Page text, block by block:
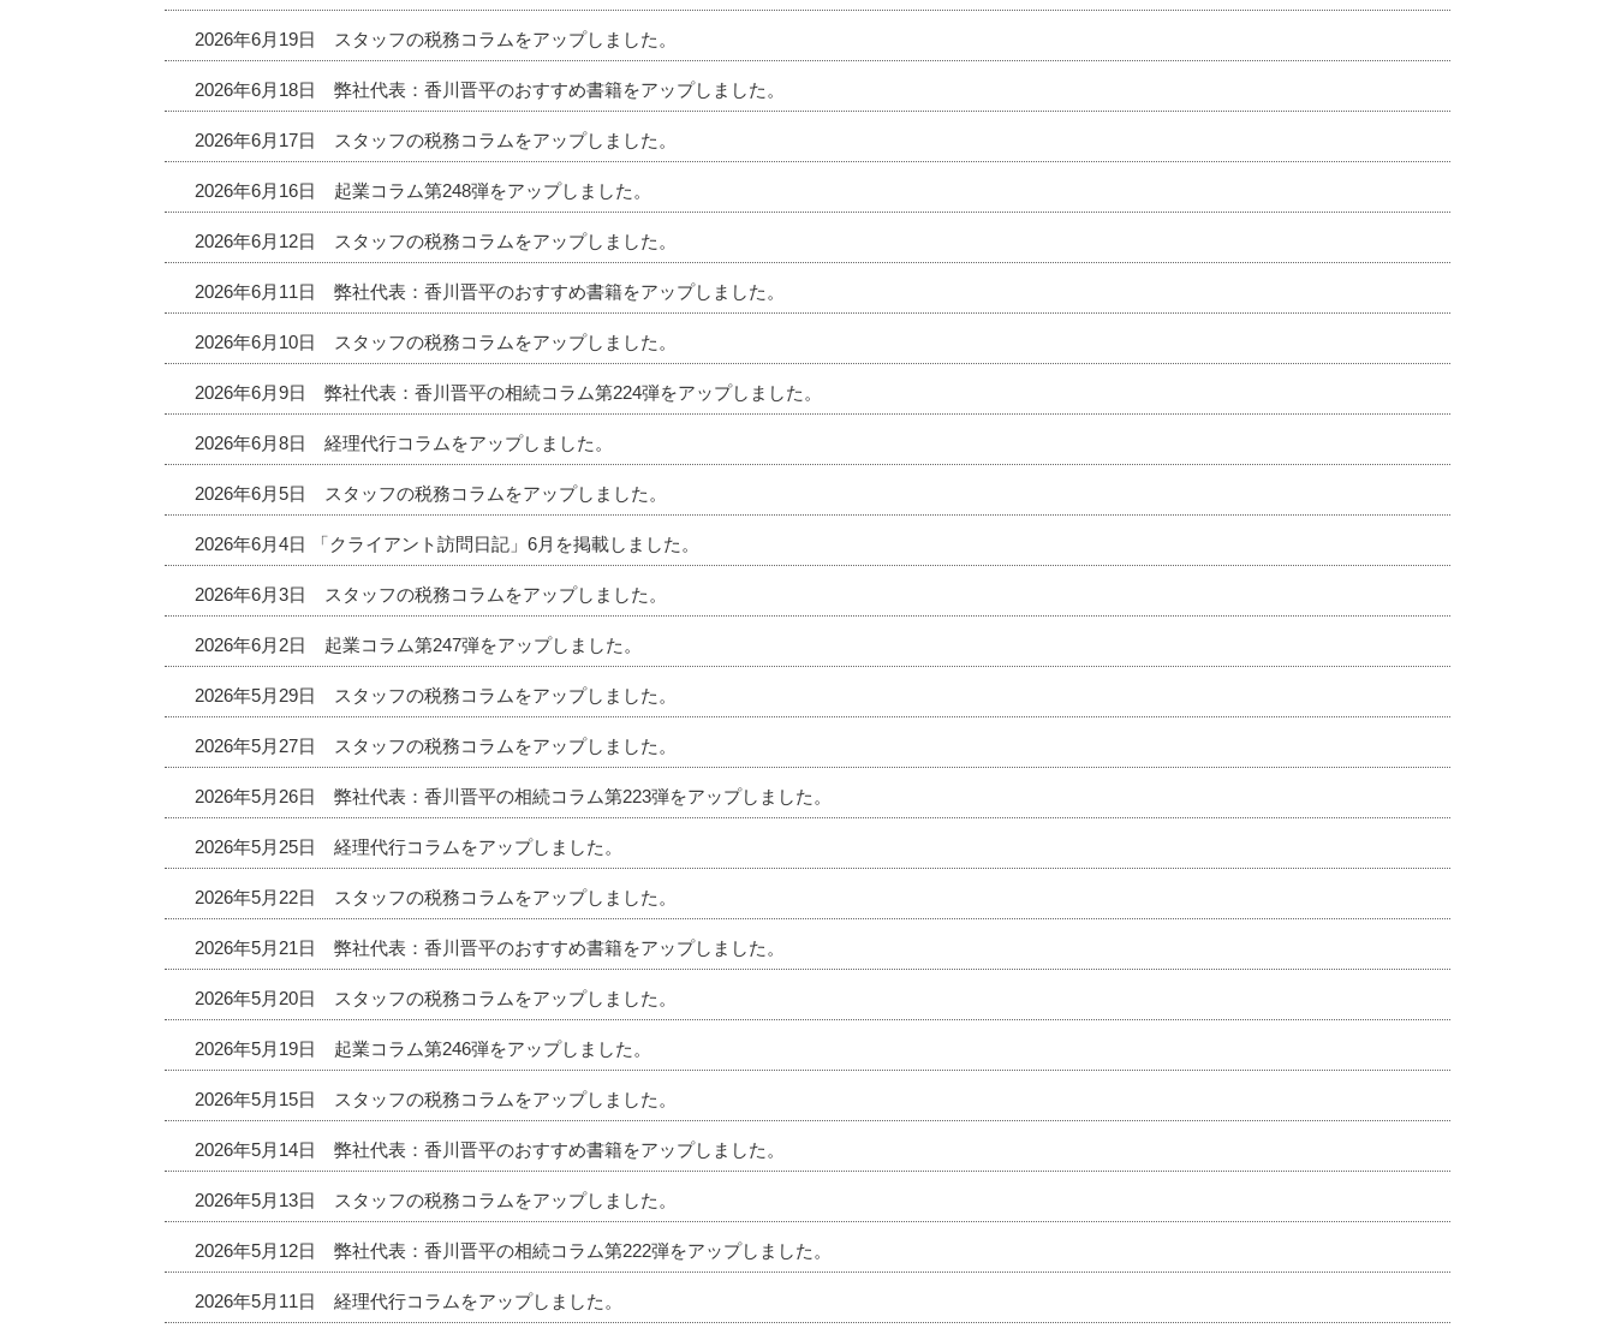
2026年6月19日 スタッフの税務コラムをアップしました。
2026年6月18日 弊社代表：香川晋平のおすすめ書籍をアップしました。
2026年6月17日 スタッフの税務コラムをアップしました。
2026年6月16日 起業コラム第248弾をアップしました。
2026年6月12日 スタッフの税務コラムをアップしました。
2026年6月11日 弊社代表：香川晋平のおすすめ書籍をアップしました。
2026年6月10日 スタッフの税務コラムをアップしました。
2026年6月9日 弊社代表：香川晋平の相続コラム第224弾をアップしました。
2026年6月8日 経理代行コラムをアップしました。
2026年6月5日 スタッフの税務コラムをアップしました。
2026年6月4日 「クライアント訪問日記」6月を掲載しました。
2026年6月3日 スタッフの税務コラムをアップしました。
2026年6月2日 起業コラム第247弾をアップしました。
2026年5月29日 スタッフの税務コラムをアップしました。
2026年5月27日 スタッフの税務コラムをアップしました。
2026年5月26日 弊社代表：香川晋平の相続コラム第223弾をアップしました。
2026年5月25日 経理代行コラムをアップしました。
2026年5月22日 スタッフの税務コラムをアップしました。
2026年5月21日 弊社代表：香川晋平のおすすめ書籍をアップしました。
2026年5月20日 スタッフの税務コラムをアップしました。
2026年5月19日 起業コラム第246弾をアップしました。
2026年5月15日 スタッフの税務コラムをアップしました。
2026年5月14日 弊社代表：香川晋平のおすすめ書籍をアップしました。
2026年5月13日 スタッフの税務コラムをアップしました。
2026年5月12日 弊社代表：香川晋平の相続コラム第222弾をアップしました。
2026年5月11日 経理代行コラムをアップしました。